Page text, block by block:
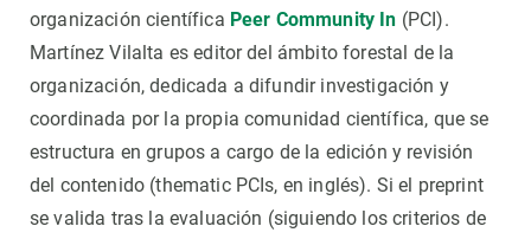
organización científica Peer Community In (PCI).
Martínez Vilalta es editor del ámbito forestal de la
organización, dedicada a difundir investigación y
coordinada por la propia comunidad científica, que se
estructura en grupos a cargo de la edición y revisión
del contenido (thematic PCIs, en inglés). Si el preprint
se valida tras la evaluación (siguiendo los criterios de